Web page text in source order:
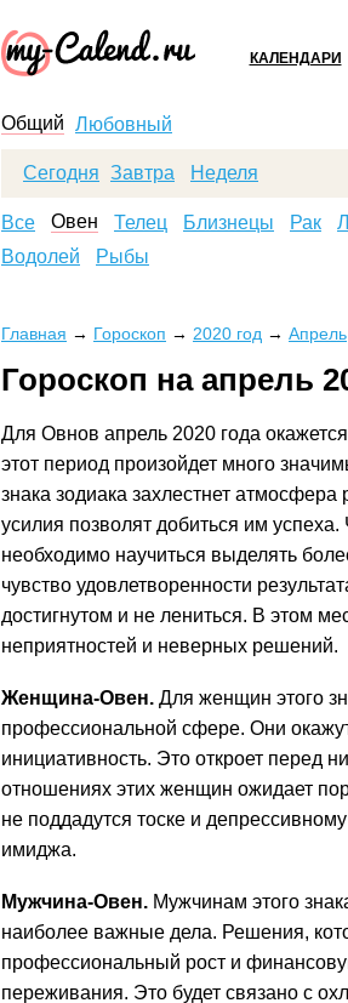
КАЛЕНДАРИ
Общий Любовный
Сегодня Завтра Неделя
Все Овен Телец Близнецы Рак
Водолей
Рыбы
Главная → Гороскоп → 2020 год → Апрель
Гороскоп на апрель
Для Овнов апрель 2020 года
этот период произойдет много
знака зодиака захлестнет
усилия позволят добиться им
необходимо научиться выделять
чувство удовлетворенности
достигнутом и не лениться. В этом
неприятностей и неверных решений.
Женщина-Овен. Для женщин этого
профессиональной сфере. Они
инициативность. Это откроет перед
отношениях этих женщин ожидает
не поддадутся тоске и
имиджа.
Мужчина-Овен. Мужчинам этого
наиболее важные дела. Решения,
профессиональный рост и
переживания. Это будет связано с